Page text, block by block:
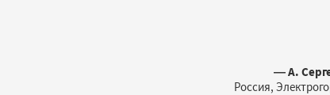
— А.
Россия,